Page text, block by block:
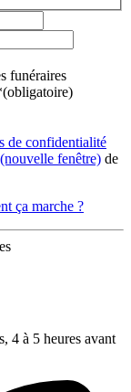
funéraires
(obligatoire)
de confidentialité
(nouvelle fenêtre) de
ça marche ?
4 à 5 heures avant